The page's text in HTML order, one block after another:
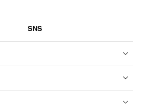
SNS